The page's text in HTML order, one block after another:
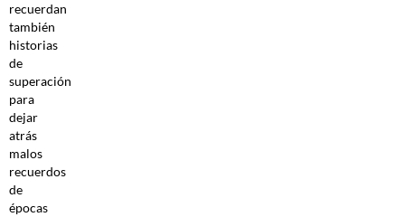
recuerdan
también
historias
de
superación
para
dejar
atrás
malos
recuerdos
de
épocas